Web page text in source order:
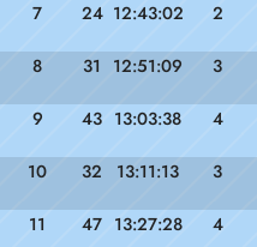
7 24 12:43:02 2
8 31 12:51:09 3
9 43 13:03:38 4
10 32 13:11:13 3
11 47 13:27:28 4